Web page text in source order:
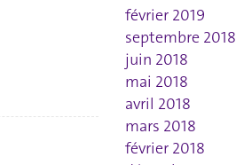
février 2019
septembre 2018
juin 2018
mai 2018
avril 2018
mars 2018
février 2018